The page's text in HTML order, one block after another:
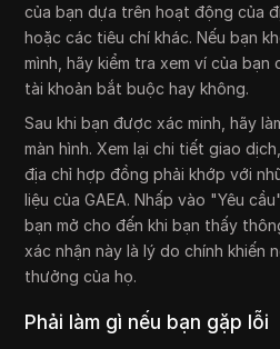
của bạn dựa trên hoạt động của
hoặc các tiêu chí khác. Nếu bạn
mình, hãy kiểm tra xem ví của
tài khoản bắt buộc hay không.
Sau khi bạn được xác minh, hãy
màn hình. Xem lại chi tiết giao
địa chỉ hợp đồng phải khớp với
liệu của GAEA. Nhấp vào "Yêu
bạn mở cho đến khi bạn thấy
xác nhận này là lý do chính khiến
thưởng của họ.
Phải làm gì nếu bạn gặp lỗi